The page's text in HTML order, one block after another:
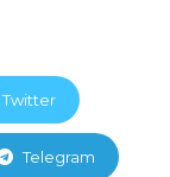
Twitter
Telegram